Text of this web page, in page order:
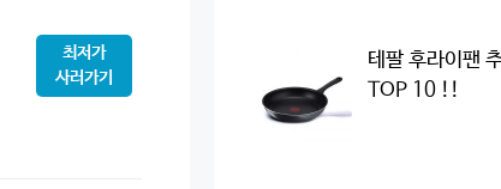
최저가
사러가기
테팔 후라이팬
TOP 10 !!